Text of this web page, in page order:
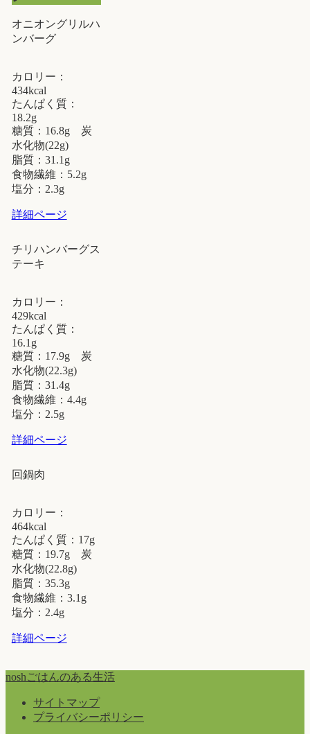
オニオングリルハ
ンバーグ
カロリー：
434kcal
たんぱく質：
18.2g
糖質：16.8g 炭
水化物(22g)
脂質：31.1g
食物繊維：5.2g
塩分：2.3g
詳細ページ
チリハンバーグス
テーキ
カロリー：
429kcal
たんぱく質：
16.1g
糖質：17.9g 炭
水化物(22.3g)
脂質：31.4g
食物繊維：4.4g
塩分：2.5g
詳細ページ
回鍋肉
カロリー：
464kcal
たんぱく質：17g
糖質：19.7g 炭
水化物(22.8g)
脂質：35.3g
食物繊維：3.1g
塩分：2.4g
詳細ページ
noshごはんのある生活
サイトマップ
プライバシーポリシー